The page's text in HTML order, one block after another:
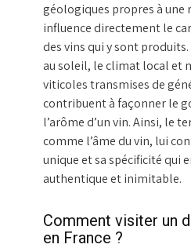
géologiques propres à une
influence directement le
des vins qui y sont
au soleil, le climat local et
viticoles transmises de
contribuent à façonner le
l’arôme d’un vin. Ainsi, le
comme l’âme du vin, lui
unique et sa spécificité qui
authentique et inimitable.
Comment visiter un
en France ?